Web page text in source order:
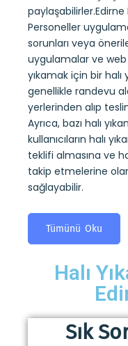
paylaşabilirler.Edirne
Personeller
sorunları veya
uygulamalar ve web
yıkamak için bir
genellikle randevu
yerlerinden alıp
Ayrıca, bazı halı
kullanıcıların halı
teklifi almasına ve
takip etmelerine
sağlayabilir.
Tümünü Oku
Halı
Sık